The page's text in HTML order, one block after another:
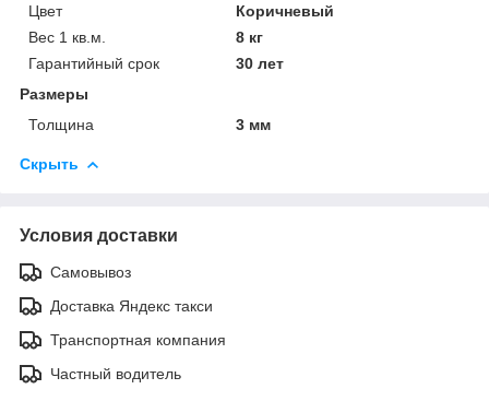
Цвет
Коричневый
Вес 1 кв.м.
8 кг
Гарантийный срок
30 лет
Размеры
Толщина
3 мм
Скрыть
Условия доставки
Самовывоз
Доставка Яндекс такси
Транспортная компания
Частный водитель